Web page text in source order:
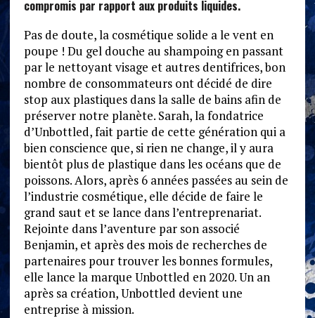
compromis par rapport aux produits liquides.
Pas de doute, la cosmétique solide a le vent en
poupe ! Du gel douche au shampoing en passant
par le nettoyant visage et autres dentifrices, bon
nombre de consommateurs ont décidé de dire
stop aux plastiques dans la salle de bains afin de
préserver notre planète. Sarah, la fondatrice
d’Unbottled, fait partie de cette génération qui a
bien conscience que, si rien ne change, il y aura
bientôt plus de plastique dans les océans que de
poissons. Alors, après 6 années passées au sein de
l’industrie cosmétique, elle décide de faire le
grand saut et se lance dans l’entreprenariat.
Rejointe dans l’aventure par son associé
Benjamin, et après des mois de recherches de
partenaires pour trouver les bonnes formules,
elle lance la marque Unbottled en 2020. Un an
après sa création, Unbottled devient une
entreprise à mission.